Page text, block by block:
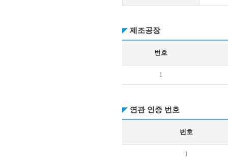
제조공장
번호
1
연관 인증 번호
번호
1